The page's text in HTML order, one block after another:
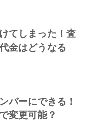
てしまった！査
金はどうなる
バーにできる！
変更可能？